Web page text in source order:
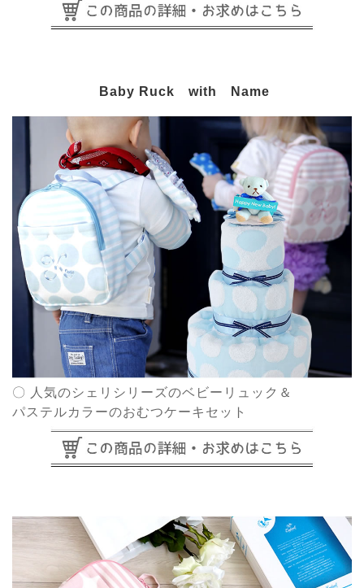
Baby Ruck with Name
〇 人気のシェリシリーズのベビーリュック＆
パステルカラーのおむつケーキセット